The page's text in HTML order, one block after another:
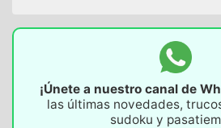
¡Únete a nuestro canal de
las últimas novedades,
sudoku y